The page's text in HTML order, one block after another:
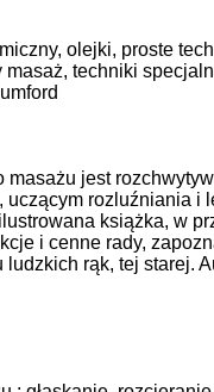
olejki, proste
techniki
masażu jest
uczącym rozluźniania i
książka, w
i cenne rady,
ludzkich rąk, tej starej.